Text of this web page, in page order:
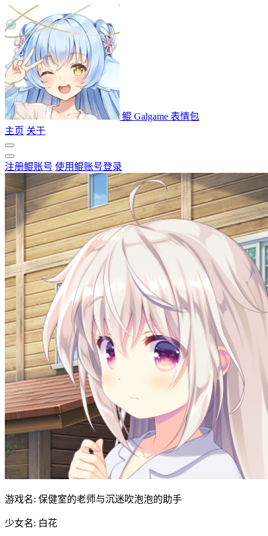
鲲 Galgame 表情包
主页 关于
注册鲲账号 使用鲲账号登录
游戏名: 保健室的老师与沉迷吹泡泡的助手
少女名: 白花